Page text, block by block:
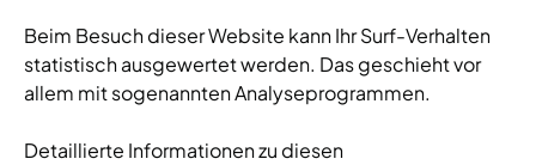
Beim Besuch dieser Website kann Ihr Surf-Verhalten
statistisch ausgewertet werden. Das geschieht vor
allem mit sogenannten Analyseprogrammen.
Detaillierte Informationen zu diesen